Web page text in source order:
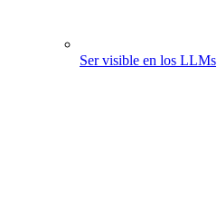
Ser visible en los LLMs